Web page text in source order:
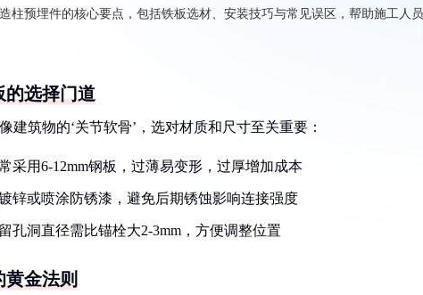
柱预埋件的核心要点，包括铁板选材、安装技巧与常见误区，帮助施工人
的选择门道
建筑物的‘关节软骨’，选对材质和尺寸至关重要：
常采用6-12mm钢板，过薄易变形，过厚增加成本
镀锌或喷涂防锈漆，避免后期锈蚀影响连接强度
孔洞直径需比锚栓大2-3mm，方便调整位置
金法则